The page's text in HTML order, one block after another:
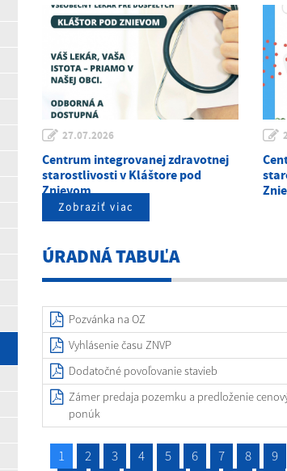
27.07.2026
Centrum integrovanej zdravotnej
starostlivosti v Kláštore pod
Znievom
Zobraziť viac
ÚRADNÁ TABUĽA
Pozvánka na OZ
Vyhlásenie času ZNVP
Dodatočné povoľovanie stavieb
Zámer predaja pozemku a predloženie
ponúk
1 2 3 4 5 6 7 8 9